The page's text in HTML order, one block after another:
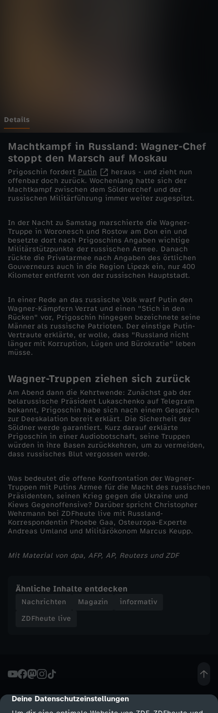
cmp-dialog-description
Deine Datenschutzeinstellungen
-
U
m
s
t
u
r
i
n
R
u
s
s
l
a
n
d
Details
Machtkampf in Russland: Wagner-Chef
stoppt den Marsch auf Moskau
Prigoschin fordert Putin
heraus - und zieht nun
offenbar doch zurück. Wochenlang hatte sich der
Machtkampf zwischen dem Söldnerchef und der
russischen Militärführung immer weiter zugespitzt.
In der Nacht zu Samstag marschierte die Wagner-
Truppe in Woronesch und Rostow am Don ein und
besetzte dort nach Prigoschins Angaben wichtige
Militärstützpunkte der russischen Armee. Danach
rückte die Privatarmee nach Angaben des örtlichen
Gouverneurs auch in die Region Lipezk ein, nur 400
Kilometer entfernt von der russischen Hauptstadt.
In einer Rede an das russische Volk warf Putin den
Wagner-Kämpfern Verrat und einen "Stich in den
Rücken" vor, Prigoschin hingegen bezeichnete seine
Männer als russische Patrioten. Der einstige Putin-
Vertraute erklärte, er wolle, dass "Russland nicht
länger mit Korruption, Lügen und Bürokratie" leben
müsse.
Wagner-Truppen ziehen sich zurück
Am Abend dann die Kehrtwende: Zunächst gab der
belarussische Präsident Lukaschenko auf Telegram
bekannt, Prigoschin habe sich nach einem Gespräch
zur Deeskalation bereit erklärt. Die Sicherheit der
Söldner werde garantiert. Kurz darauf erklärte
Prigoschin in einer Audiobotschaft, seine Truppen
würden in ihre Basen zurückkehren, um zu vermeiden,
dass russisches Blut vergossen werde.
Was bedeutet die offene Konfrontation der Wagner-
Truppen mit Putins Armee für die Macht des russischen
Präsidenten, seinen Krieg gegen die Ukraine und
Kiews Gegenoffensive? Darüber spricht Christopher
Wehrmann bei ZDFheute live mit Russland-
Korrespondentin Phoebe Gaa, Osteuropa-Experte
Andreas Umland und Militärökonom Marcus Keupp.
Mit Material von dpa, AFP, AP, Reuters und ZDF
Ähnliche Inhalte entdecken
Nachrichten Magazin
informativ
ZDFheute live